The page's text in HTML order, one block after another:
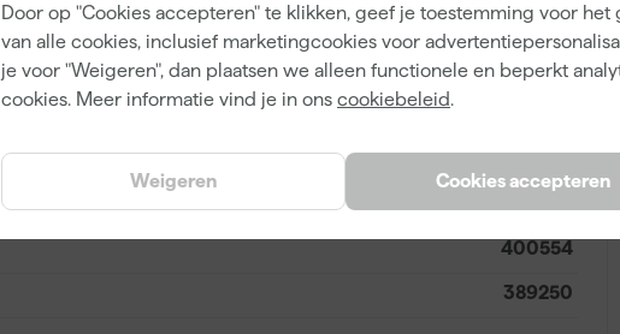
Door op "Cookies accepteren" te klikken, geef je toestemming voor het
van alle cookies, inclusief marketingcookies voor
je voor "Weigeren", dan plaatsen we alleen functionele en beperkt
cookies. Meer informatie vind je in ons cookiebeleid.
Cookies accepteren
Weigeren
1
18 mm
400554
389250